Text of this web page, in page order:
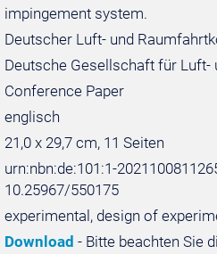
impingement system.
Deutscher Luft- und
Deutsche Gesellschaft für Luft-
Conference Paper
englisch
21,0 x 29,7 cm, 11 Seiten
urn:nbn:de:101:1-
10.25967/550175
experimental, design of
Download - Bitte beachten Sie